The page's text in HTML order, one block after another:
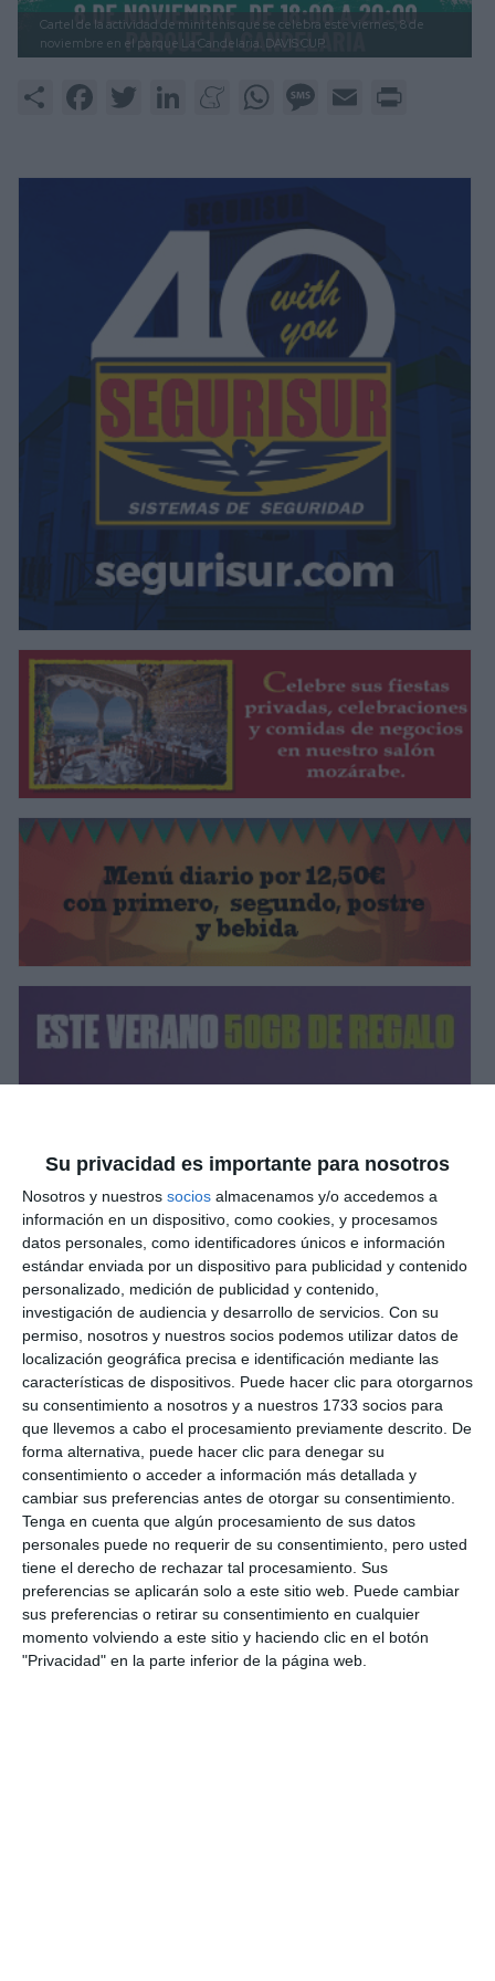
Su privacidad es importante para nosotros
Nosotros y nuestros socios almacenamos y/o accedemos a
información en un dispositivo, como cookies, y procesamos
datos personales, como identificadores únicos e información
estándar enviada por un dispositivo para publicidad y contenido
personalizado, medición de publicidad y contenido,
investigación de audiencia y desarrollo de servicios. Con su
permiso, nosotros y nuestros socios podemos utilizar datos de
localización geográfica precisa e identificación mediante las
características de dispositivos. Puede hacer clic para otorgarnos
su consentimiento a nosotros y a nuestros 1733 socios para
que llevemos a cabo el procesamiento previamente descrito. De
forma alternativa, puede hacer clic para denegar su
consentimiento o acceder a información más detallada y
cambiar sus preferencias antes de otorgar su consentimiento.
Tenga en cuenta que algún procesamiento de sus datos
personales puede no requerir de su consentimiento, pero usted
tiene el derecho de rechazar tal procesamiento. Sus
preferencias se aplicarán solo a este sitio web. Puede cambiar
sus preferencias o retirar su consentimiento en cualquier
momento volviendo a este sitio y haciendo clic en el botón
"Privacidad" en la parte inferior de la página web.
Cartel de la actividad de mini tenis que se celebra este viernes, 8 de
noviembre en el parque La Candelaria. DAVIS CUP.
Share FacebookTwitter LinkedInMeneameWhatsAppMessage
Email